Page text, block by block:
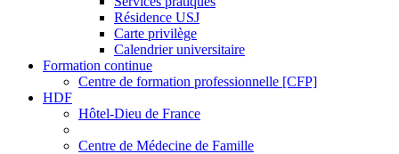
Résidence USJ
Carte privilège
Calendrier universitaire
Formation continue
Centre de formation professionnelle [CFP]
HDF
Hôtel-Dieu de France
Centre de Médecine de Famille